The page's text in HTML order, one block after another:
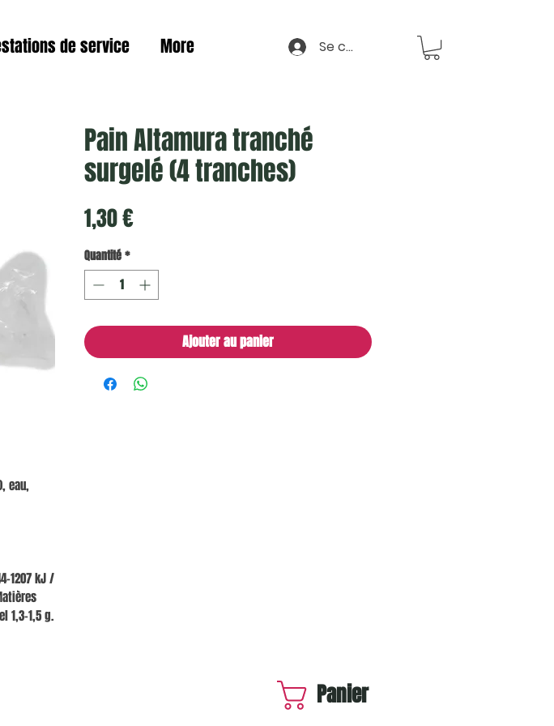
de service More Se connecter
eau,
kJ /
1,3–1,5 g.
Pain Altamura tranché
surgelé (4 tranches)
1,30 €Prix
Quantité*
Ajouter au panier
Panier